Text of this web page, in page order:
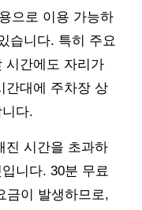
으로 이용 가능하
습니다. 특히 주요
시간에도 자리가
간대에 주차장 상
다.
진 시간을 초과하
니다. 30분 무료
금이 발생하므로,